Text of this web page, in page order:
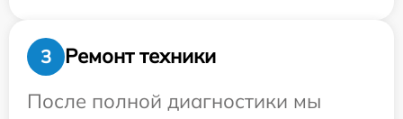
3
Ремонт техники
После полной диагностики мы